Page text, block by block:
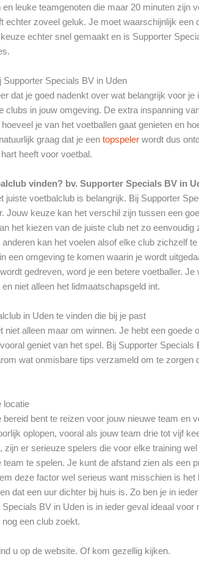
leuke teamgenoten die maar 20 minuten zijn
echter zoveel geluk. Je moet waarschijnlijk een
echter snel gemaakt en is Supporter
Supporter Specials BV in Uden
dat je goed nadenkt over wat belangrijk voor
clubs in jouw omgeving. De extra inspanning
je van het voetballen gaat genieten en
graag dat je eentopspeler wordt dus
heeft voor voetbal.
vinden? bv. Supporter Specials BV in
juiste voetbalclub is belangrijk. Bij Supporter
Jouw keuze kan het verschil zijn tussen een
het kiezen van de juiste club net zo eenvoudig
kan het voelen alsof elke club zichzelf
een omgeving te komen waarin je wordt
gedreven, word je een betere voetballer. Je
niet alleen het lidmaatschapsgeld int.
in Uden te vinden die bij je past
niet alleen maar om winnen. Je hebt een goede
geniet van het spel. Bij Supporter Specials
wat onmisbare tips verzameld om te zorgen
locatie
bereid bent te reizen voor jouw nieuwe team en
oplopen, vooral als jouw team drie tot vijf
zijn er serieuze spelers die voor elke training
team te spelen. Je kunt de afstand zien als een
deze factor wel serieus want misschien is
dat een uur dichter bij huis is. Zo ben je in
BV in Uden is in ieder geval ideaal voor
een club zoekt.
u op de website. Of kom gezellig kijken.